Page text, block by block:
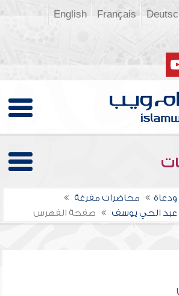
Français
English
ودعاة
محاضرات مفرغة
عبد الحي يوسف صفحة الفهرس